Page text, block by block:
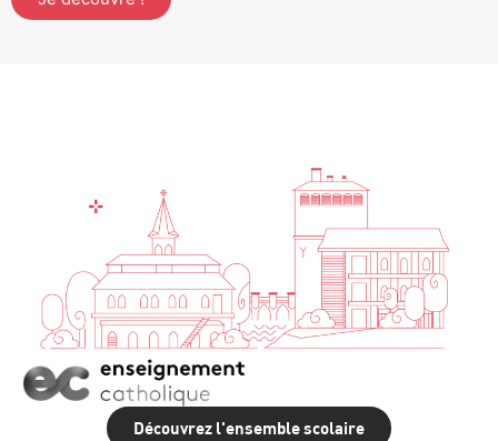
Découvrez l'ensemble scolaire